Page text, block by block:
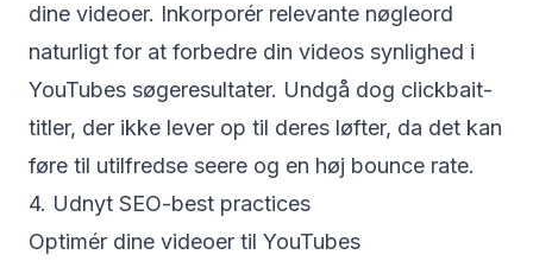
dine videoer. Inkorporér relevante nøgleord
naturligt for at forbedre din videos synlighed i
YouTubes søgeresultater. Undgå dog clickbait-
titler, der ikke lever op til deres løfter, da det kan
føre til utilfredse seere og en høj bounce rate.
4. Udnyt SEO-best practices
Optimér dine videoer til YouTubes